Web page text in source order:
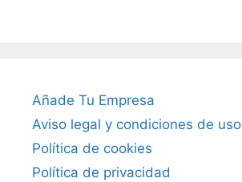
Añade Tu Empresa
Aviso legal y condiciones de uso
Política de cookies
Política de privacidad